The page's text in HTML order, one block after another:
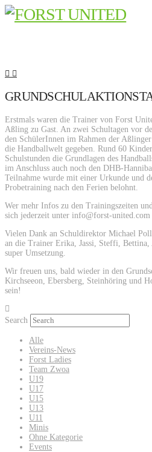
Erstmals waren die Trainer von Forst
Aßling zu Gast. An zwei Schultagen vor
den SchülerInnen im Rahmen der
die Handballwelt gegeben. Rund 60
Schulstunden die Grundlagen des
im Anschluss auch noch den DHB-
Teilnahme wurde mit einer Urkunde und
Probetraining nach den Ferien belohnt.
Wer mehr Infos zu den Trainingszeiten
sich jederzeit unter info@forst-united.com
Vielen Dank an Schuldirektor Michael
an die Trainer Erika, Jassi, Steffi,
super Umsetzung.
Wir freuen uns, bald wieder in den
Kirchseeon, Ebersberg, Steinhöring und
sein!
Search
Alle
Vereins-News
Forst Ladies
Team Zwoa
U19
U17
U15
U13
U11
Minis
Ohne Kategorie
Events